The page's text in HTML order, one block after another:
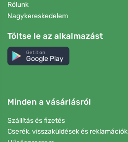
Rólunk
Nagykereskedelem
Töltse le az alkalmazást
Get it on
Google Play
Minden a vásárlásról
Szállítás és fizetés
Cserék, visszaküldések és reklamációk